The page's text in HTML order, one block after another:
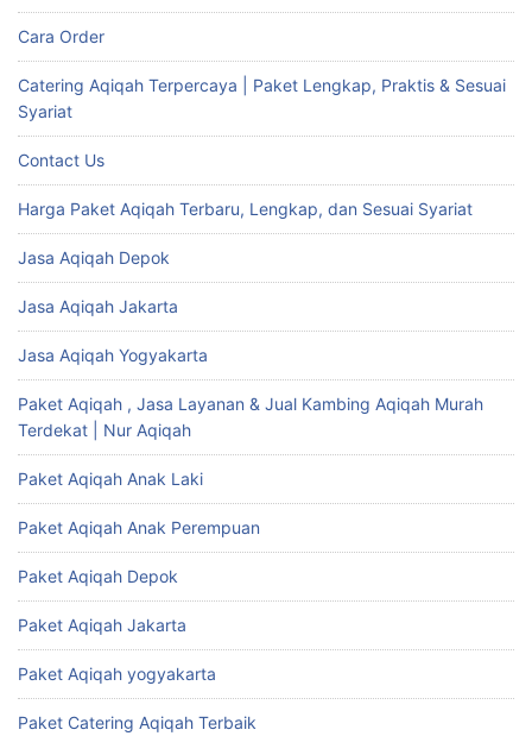
Cara Order
Catering Aqiqah Terpercaya | Paket Lengkap, Praktis & Sesuai
Syariat
Contact Us
Harga Paket Aqiqah Terbaru, Lengkap, dan Sesuai Syariat
Jasa Aqiqah Depok
Jasa Aqiqah Jakarta
Jasa Aqiqah Yogyakarta
Paket Aqiqah , Jasa Layanan & Jual Kambing Aqiqah Murah
Terdekat | Nur Aqiqah
Paket Aqiqah Anak Laki
Paket Aqiqah Anak Perempuan
Paket Aqiqah Depok
Paket Aqiqah Jakarta
Paket Aqiqah yogyakarta
Paket Catering Aqiqah Terbaik